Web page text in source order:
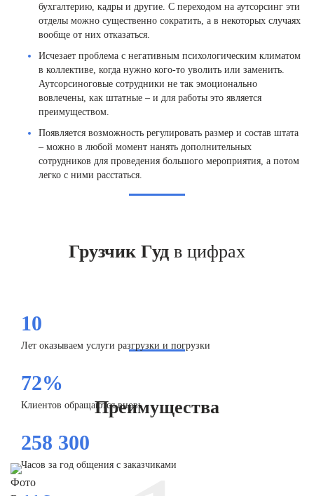
бухгалтерию, кадры и другие. С переходом на аутсорсинг эти
отделы можно существенно сократить, а в некоторых случаях
вообще от них отказаться.
Исчезает проблема с негативным психологическим климатом
в коллективе, когда нужно кого-то уволить или заменить.
Аутсорсиноговые сотрудники не так эмоционально
вовлечены, как штатные – и для работы это является
преимуществом.
Появляется возможность регулировать размер и состав штата
– можно в любой момент нанять дополнительных
сотрудников для проведения большого мероприятия, а потом
легко с ними расстаться.
Грузчик Гуд в цифрах
10
Лет оказываем услуги разгрузки и погрузки
72%
Клиентов обращаются вновь
258 300
Часов за год общения с заказчиками
Преимущества